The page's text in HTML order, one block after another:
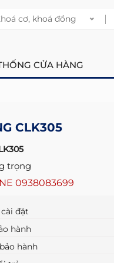
cơ, khoá đồng
CỬA HÀNG
CLK305
trọng
0938083699
đặt
hành
hành